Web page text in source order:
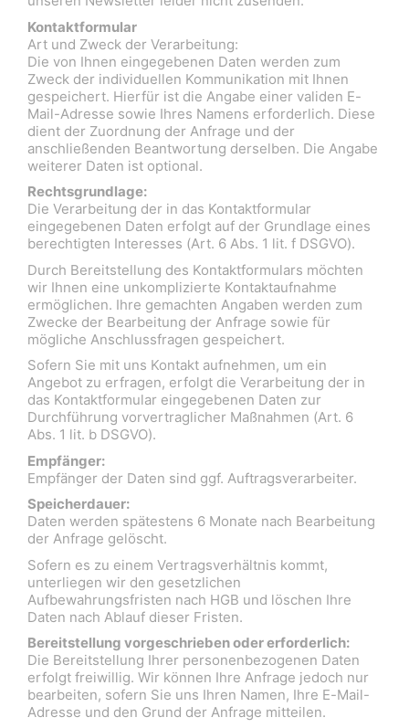
Kontaktformular
Art und Zweck der Verarbeitung:
Die von Ihnen eingegebenen Daten werden zum
Zweck der individuellen Kommunikation mit Ihnen
gespeichert. Hierfür ist die Angabe einer validen E-
Mail-Adresse sowie Ihres Namens erforderlich. Diese
dient der Zuordnung der Anfrage und der
anschließenden Beantwortung derselben. Die Angabe
weiterer Daten ist optional.
Rechtsgrundlage:
Die Verarbeitung der in das Kontaktformular
eingegebenen Daten erfolgt auf der Grundlage eines
berechtigten Interesses (Art. 6 Abs. 1 lit. f DSGVO).
Durch Bereitstellung des Kontaktformulars möchten
wir Ihnen eine unkomplizierte Kontaktaufnahme
ermöglichen. Ihre gemachten Angaben werden zum
Zwecke der Bearbeitung der Anfrage sowie für
mögliche Anschlussfragen gespeichert.
Sofern Sie mit uns Kontakt aufnehmen, um ein
Angebot zu erfragen, erfolgt die Verarbeitung der in
das Kontaktformular eingegebenen Daten zur
Durchführung vorvertraglicher Maßnahmen (Art. 6
Abs. 1 lit. b DSGVO).
Empfänger:
Empfänger der Daten sind ggf. Auftragsverarbeiter.
Speicherdauer:
Daten werden spätestens 6 Monate nach Bearbeitung
der Anfrage gelöscht.
Sofern es zu einem Vertragsverhältnis kommt,
unterliegen wir den gesetzlichen
Aufbewahrungsfristen nach HGB und löschen Ihre
Daten nach Ablauf dieser Fristen.
Bereitstellung vorgeschrieben oder erforderlich:
Die Bereitstellung Ihrer personenbezogenen Daten
erfolgt freiwillig. Wir können Ihre Anfrage jedoch nur
bearbeiten, sofern Sie uns Ihren Namen, Ihre E-Mail-
Adresse und den Grund der Anfrage mitteilen.